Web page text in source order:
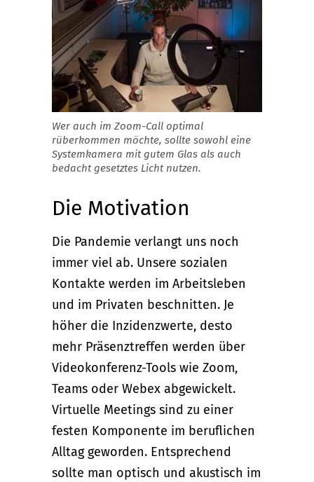
Wer auch im Zoom-Call optimal
rüberkommen möchte, sollte sowohl eine
Systemkamera mit gutem Glas als auch
bedacht gesetztes Licht nutzen.
Die Motivation
Die Pandemie verlangt uns noch
immer viel ab. Unsere sozialen
Kontakte werden im Arbeitsleben
und im Privaten beschnitten. Je
höher die Inzidenzwerte, desto
mehr Präsenztreffen werden über
Videokonferenz-Tools wie Zoom,
Teams oder Webex abgewickelt.
Virtuelle Meetings sind zu einer
festen Komponente im beruflichen
Alltag geworden. Entsprechend
sollte man optisch und akustisch im